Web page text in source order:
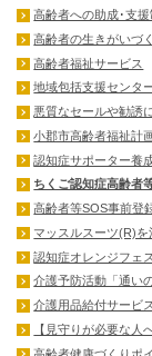
高齢者への助成･支
高齢者の生きがいづ
高齢者福祉サービス
地域包括支援センタ
悪質なセールや勧誘
小郡市高齢者福祉計
認知症サポーター養
ちくご認知症高齢者
高齢者等SOS事前登
マッスルスーツ(R)を
認知症オレンジフェ
介護予防活動「通い
介護用品給付サービ
【見守りが必要な